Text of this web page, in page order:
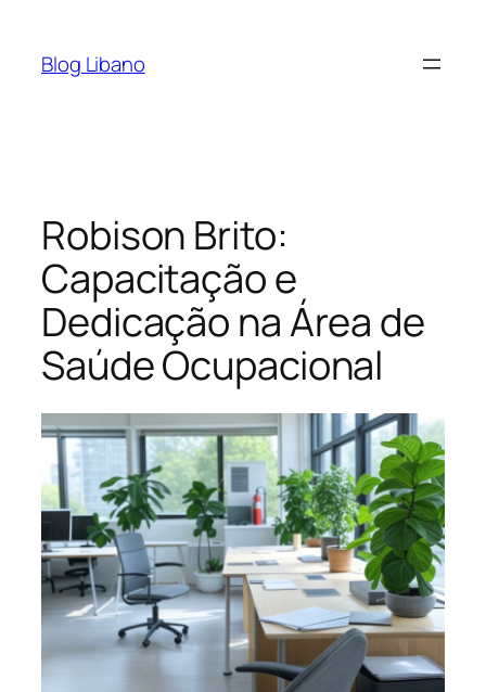
Blog Libano
Robison Brito:
Capacitação e
Dedicação na Área de
Saúde Ocupacional